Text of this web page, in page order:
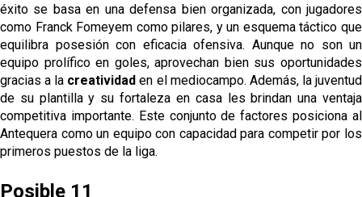
éxito se basa en una defensa bien organizada, con jugadores
como Franck Fomeyem como pilares, y un esquema táctico que
equilibra posesión con eficacia ofensiva. Aunque no son un
equipo prolífico en goles, aprovechan bien sus oportunidades
gracias a la creatividaden el mediocampo. Además, la juventud
de su plantilla y su fortaleza en casa les brindan una ventaja
competitiva importante. Este conjunto de factores posiciona al
Antequera como un equipo con capacidad para competir por los
primeros puestos de la liga.
Posible 11